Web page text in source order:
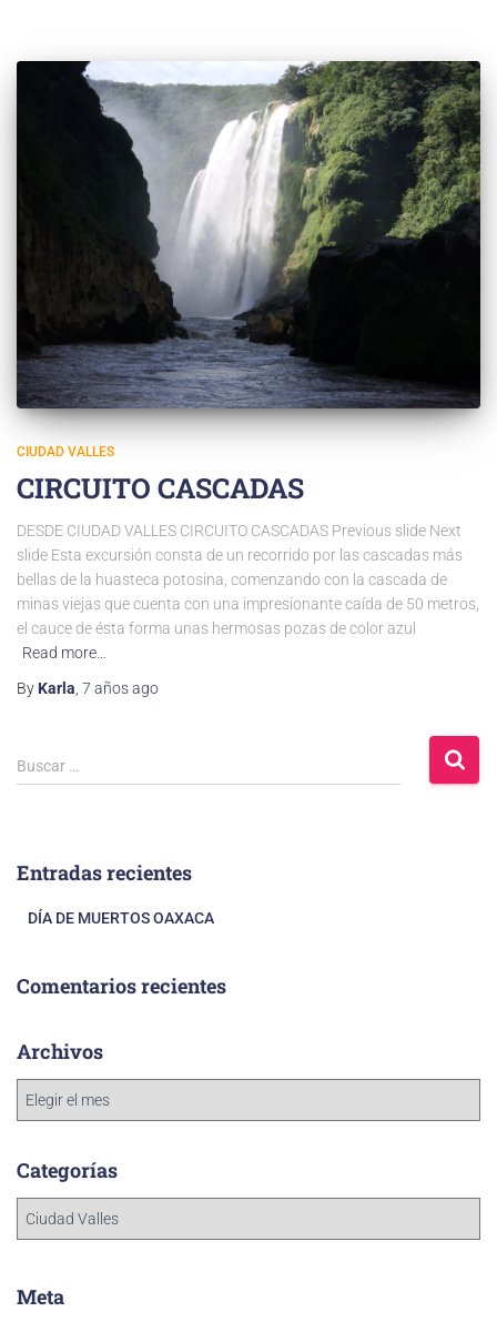
CIUDAD VALLES
CIRCUITO CASCADAS
DESDE CIUDAD VALLES CIRCUITO CASCADAS Previous slide Next
slide Esta excursión consta de un recorrido por las cascadas más
bellas de la huasteca potosina, comenzando con la cascada de
minas viejas que cuenta con una impresionante caída de 50 metros,
el cauce de ésta forma unas hermosas pozas de color azul
Read more…
By Karla, 7 añosago
Buscar …
Entradas recientes
DÍA DE MUERTOS OAXACA
Comentarios recientes
Archivos
Categorías
Meta